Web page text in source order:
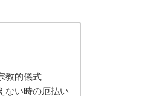
教的儀式
ない時の厄払い